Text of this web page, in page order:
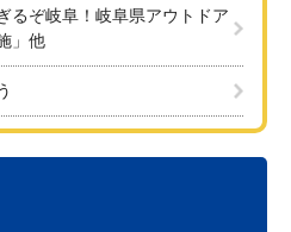
るぞ岐阜！岐阜県アウトドア
」他